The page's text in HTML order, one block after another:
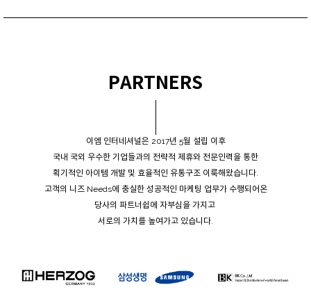
PARTNERS
이엠 인터네셔널은 2017년 5월 설립 이후
국내 국외 우수한 기업들과의 전략적 제휴와 전문인력을 통한
획기적인 아이템 개발 및 효율적인 유통구조 이룩해왔습니다.
고객의 니즈 Needs에 충실한 성공적인 마케팅 업무가 수행되어온
당사의 파트너쉽에 자부심을 가지고
서로의 가치를 높여가고 있습니다.